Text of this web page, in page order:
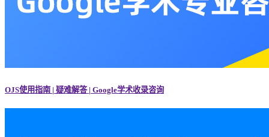
OJS使用指南 | 疑难解答 | Google学术收录咨询